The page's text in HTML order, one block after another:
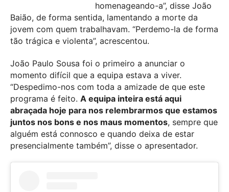
homenageando-a”, disse João
Baião, de forma sentida, lamentando a morte da
jovem com quem trabalhavam. “Perdemo-la de forma
tão trágica e violenta”, acrescentou.
João Paulo Sousa foi o primeiro a anunciar o
momento difícil que a equipa estava a viver.
“Despedimo-nos com toda a amizade de que este
programa é feito. A equipa inteira está aqui
abraçada hoje para nos relembrarmos que estamos
juntos nos bons e nos maus momentos, sempre que
alguém está connosco e quando deixa de estar
presencialmente também”, disse o apresentador.